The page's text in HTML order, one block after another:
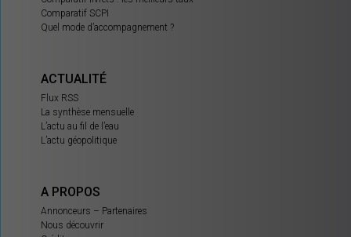
Comparatif SCPI
Quel mode d’accompagnement ?
ACTUALITÉ
Flux RSS
La synthèse mensuelle
L’actu au fil de l’eau
L’actu géopolitique
A PROPOS
Annonceurs – Partenaires
Nous découvrir